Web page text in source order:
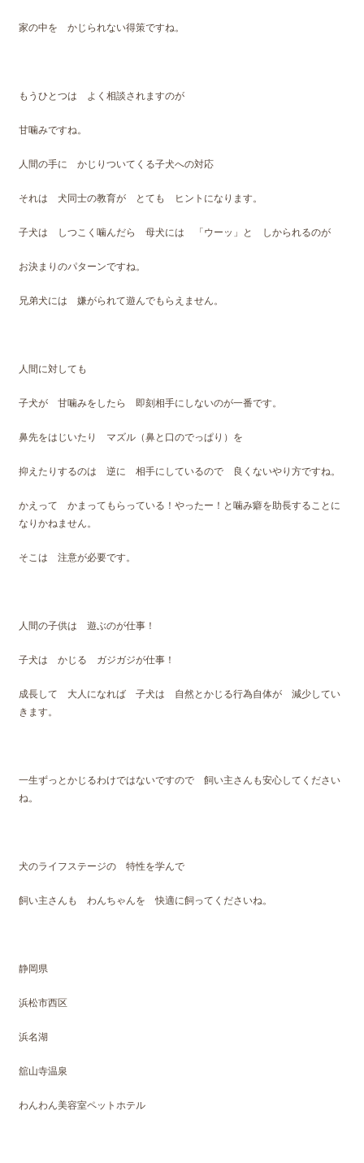
家の中を かじられない得策ですね。
もうひとつは よく相談されますのが
甘噛みですね。
人間の手に かじりついてくる子犬への対応
それは 犬同士の教育が とても ヒントになります。
子犬は しつこく噛んだら 母犬には 「ウーッ」と しかられるのが
お決まりのパターンですね。
兄弟犬には 嫌がられて遊んでもらえません。
人間に対しても
子犬が 甘噛みをしたら 即刻相手にしないのが一番です。
鼻先をはじいたり マズル（鼻と口のでっぱり）を
抑えたりするのは 逆に 相手にしているので 良くないやり方ですね。
かえって かまってもらっている！やったー！と噛み癖を助長することに
なりかねません。
そこは 注意が必要です。
人間の子供は 遊ぶのが仕事！
子犬は かじる ガジガジが仕事！
成長して 大人になれば 子犬は 自然とかじる行為自体が 減少してい
きます。
一生ずっとかじるわけではないですので 飼い主さんも安心してください
ね。
犬のライフステージの 特性を学んで
飼い主さんも わんちゃんを 快適に飼ってくださいね。
静岡県
浜松市西区
浜名湖
舘山寺温泉
わんわん美容室ペットホテル